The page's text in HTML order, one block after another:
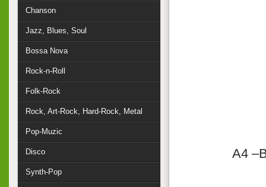
A4
Chanson
Jazz, Blues, Soul
Bossa Nova
Rock-n-Roll
Folk-Rock
Rock, Art-Rock, Hard-Rock, Metal
Pop-Muzic
Disco
Synth-Pop